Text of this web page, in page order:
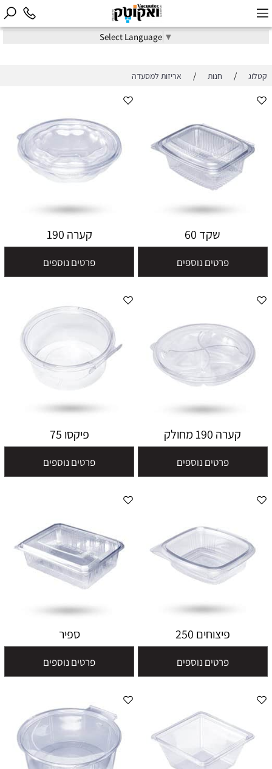
Select Language ▼
קטלוג / חנות / אריזות למסעדה
שקד 60
פרטים נוספים
קערה 190
פרטים נוספים
קערה 190 מחולק
פרטים נוספים
פיקסו 75
פרטים נוספים
פיצוחים 250
פרטים נוספים
ספיר
פרטים נוספים